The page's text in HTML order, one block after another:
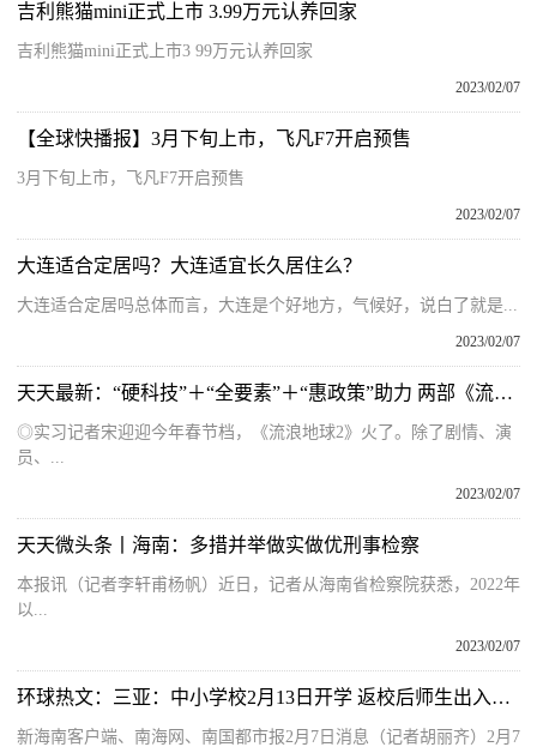
吉利熊猫mini正式上市 3.99万元认养回家
吉利熊猫mini正式上市3 99万元认养回家
2023/02/07
【全球快播报】3月下旬上市，飞凡F7开启预售
3月下旬上市，飞凡F7开启预售
2023/02/07
大连适合定居吗？大连适宜长久居住么？
大连适合定居吗总体而言，大连是个好地方，气候好，说白了‬就是‬...
2023/02/07
天天最新：“硬科技”＋“全要素”＋“惠政策”助力 两部《流浪地球》在这家园区诞生
◎实习记者宋迎迎今年春节档，《流浪地球2》火了。除了剧情、演
员、...
2023/02/07
天天微头条丨海南：多措并举做实做优刑事检察
本报讯（记者李轩甫杨帆）近日，记者从海南省检察院获悉，2022年
以...
2023/02/07
环球热文：三亚：中小学校2月13日开学 返校后师生出入校门不再提供核酸证明
新海南客户端、南海网、南国都市报2月7日消息（记者胡丽齐）2月7